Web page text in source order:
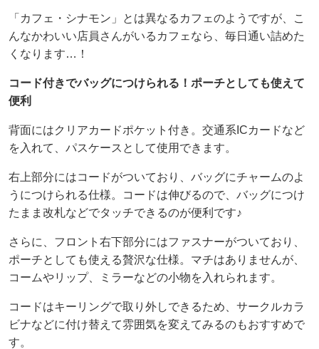
「カフェ・シナモン」とは異なるカフェのようですが、こ
んなかわいい店員さんがいるカフェなら、毎日通い詰めた
くなります…！
コード付きでバッグにつけられる！ポーチとしても使えて
便利
背面にはクリアカードポケット付き。交通系ICカードなど
を入れて、パスケースとして使用できます。
右上部分にはコードがついており、バッグにチャームのよ
うにつけられる仕様。コードは伸びるので、バッグにつけ
たまま改札などでタッチできるのが便利です♪
さらに、フロント右下部分にはファスナーがついており、
ポーチとしても使える贅沢な仕様。マチはありませんが、
コームやリップ、ミラーなどの小物を入れられます。
コードはキーリングで取り外しできるため、サークルカラ
ビナなどに付け替えて雰囲気を変えてみるのもおすすめで
す。